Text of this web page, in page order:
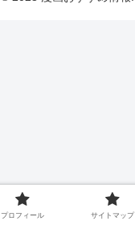
プロフィール サイトマップ